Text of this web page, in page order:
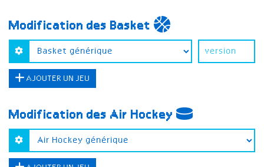
Modification des Basket
AJOUTER UN JEU
Modification des Air Hockey